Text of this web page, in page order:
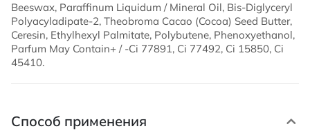
Beeswax, Paraffinum Liquidum / Mineral Oil, Bis-Diglyceryl
Polyacyladipate-2, Theobroma Cacao (Cocoa) Seed Butter,
Ceresin, Ethylhexyl Palmitate, Polybutene, Phenoxyethanol,
Parfum May Contain+ / -Ci 77891, Ci 77492, Ci 15850, Ci
45410.
Способ применения